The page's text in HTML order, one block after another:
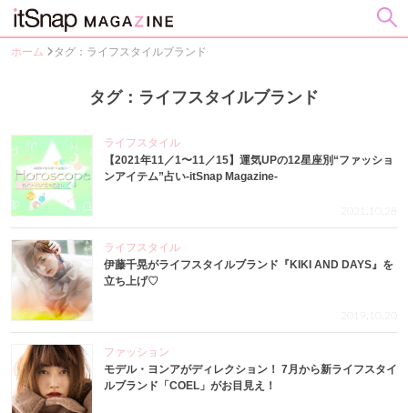
ホーム タグ：ライフスタイルブランド
タグ：ライフスタイルブランド
ライフスタイル
【2021年11／1〜11／15】運気UPの12星座別“ファッショ
ンアイテム”占い-itSnap Magazine-
2021.10.28
ライフスタイル
伊藤千晃がライフスタイルブランド『KIKI AND DAYS』を
立ち上げ♡
2019.10.20
ファッション
モデル・ヨンアがディレクション！ 7月から新ライフスタイ
ルブランド「COEL」がお目見え！